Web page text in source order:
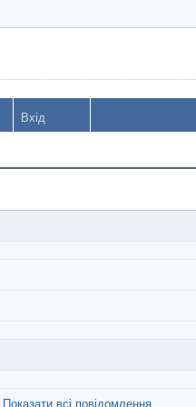
Вхід
Показати всі повідомлення